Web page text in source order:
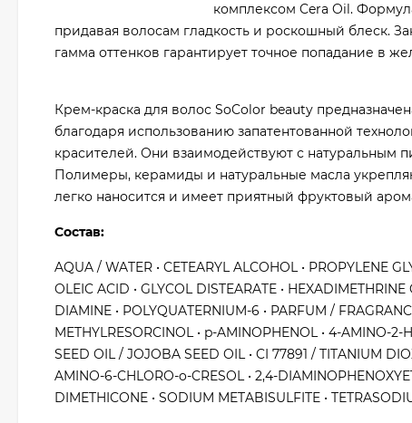
комплексом Cera Oil.
придавая волосам гладкость и роскошный блеск.
гамма оттенков гарантирует точное попадание в
Крем-краска для волос SoColor beauty
благодаря использованию запатентованной
красителей. Они взаимодействуют с натуральным
Полимеры, керамиды и натуральные масла
легко наносится и имеет приятный фруктовый
Состав:
AQUA / WATER • CETEARYL ALCOHOL • PROPYLENE
OLEIC ACID • GLYCOL DISTEARATE •
DIAMINE • POLYQUATERNIUM-6 • PARFUM /
METHYLRESORCINOL • p-AMINOPHENOL • 4-AMINO-2-
SEED OIL / JOJOBA SEED OIL • CI 77891 / TITANIUM
AMINO-6-CHLORO-o-CRESOL • 2,4-
DIMETHICONE • SODIUM METABISULFITE •